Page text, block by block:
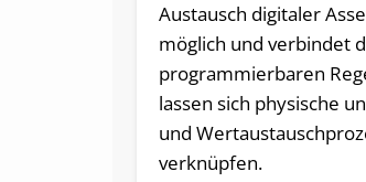
Austausch digitaler
möglich und verbindet
programmierbaren
lassen sich physische
und
verknüpfen.